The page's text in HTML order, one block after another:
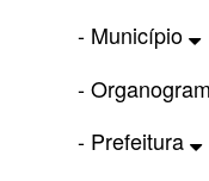
- Município
-
- Prefeitura